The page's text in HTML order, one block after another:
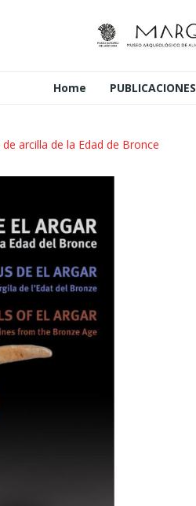
Home PUBLICACIONES
arcilla de la Edad de Bronce